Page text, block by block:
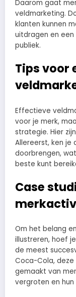
Daarom gaat
veldmarketing.
klanten kunnen
uitdragen en
publiek.
Tips voor
Effectieve
voor je merk,
strategie. Hier
Allereerst, ken je
doorbrengen,
beste kunt
Case
Om het belang
illustreren, hoef
de meest
Coca-Cola,
gemaakt van
vergroten en